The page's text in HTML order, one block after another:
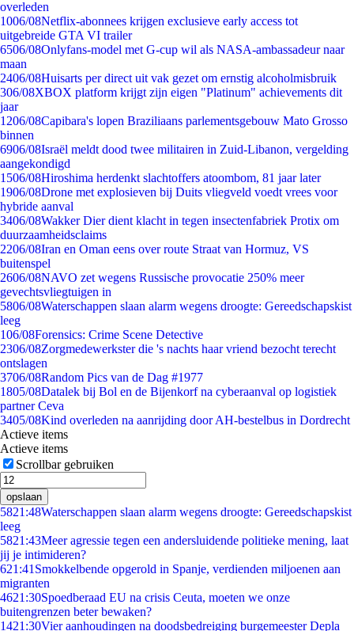
overleden
1006/08Netflix-abonnees krijgen exclusieve early access tot
uitgebreide GTA VI trailer
6506/08Onlyfans-model met G-cup wil als NASA-ambassadeur naar
maan
2406/08Huisarts per direct uit vak gezet om ernstig alcoholmisbruik
306/08XBOX platform krijgt zijn eigen "Platinum" achievements dit
jaar
1206/08Capibara's lopen Braziliaans parlementsgebouw Mato Grosso
binnen
6906/08Israël meldt dood twee militairen in Zuid-Libanon, vergelding
aangekondigd
1506/08Hiroshima herdenkt slachtoffers atoombom, 81 jaar later
1906/08Drone met explosieven bij Duits vliegveld voedt vrees voor
hybride aanval
3406/08Wakker Dier dient klacht in tegen insectenfabriek Protix om
duurzaamheidsclaims
2206/08Iran en Oman eens over route Straat van Hormuz, VS
buitenspel
2606/08NAVO zet wegens Russische provocatie 250% meer
gevechtsvliegtuigen in
5806/08Waterschappen slaan alarm wegens droogte: Gereedschapskist
leeg
106/08Forensics: Crime Scene Detective
2306/08Zorgmedewerkster die 's nachts haar vriend bezocht terecht
ontslagen
3706/08Random Pics van de Dag #1977
1805/08Datalek bij Bol en de Bijenkorf na cyberaanval op logistiek
partner Ceva
3405/08Kind overleden na aanrijding door AH-bestelbus in Dordrecht
Actieve items
Actieve items
Scrollbar gebruiken
opslaan
5821:48Waterschappen slaan alarm wegens droogte: Gereedschapskist
leeg
5821:43Meer agressie tegen een andersluidende politieke mening, laat
jij je intimideren?
621:41 Smokkelbende opgerold in Spanje, verdienden miljoenen aan
migranten
4621:30Spoedberaad EU na crisis Ceuta, moeten we onze
buitengrenzen beter bewaken?
1421:30Vier aanhoudingen na doodsbedreiging burgemeester Depla